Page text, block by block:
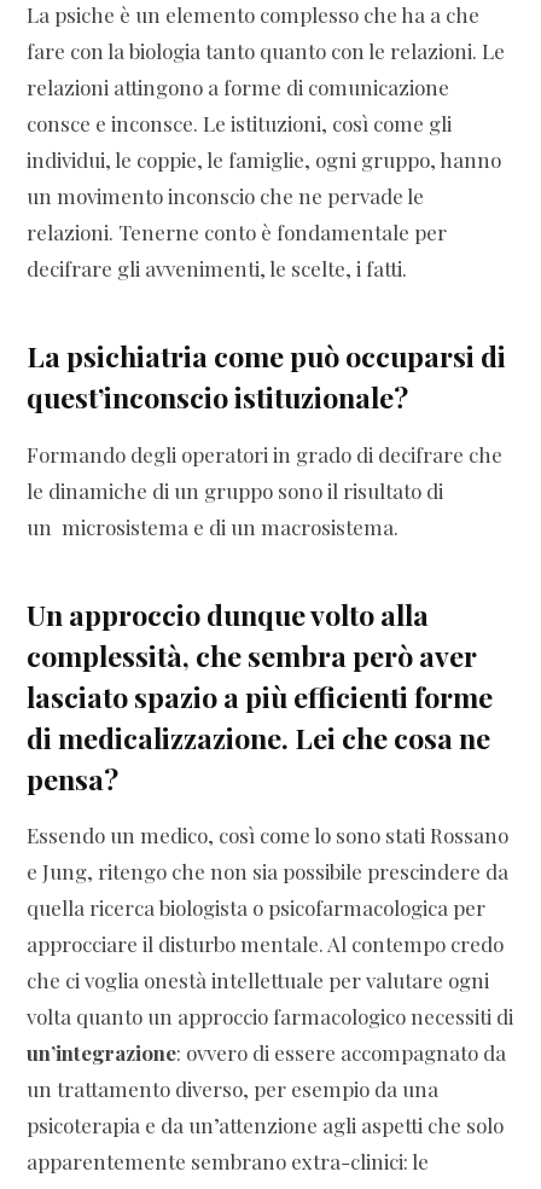
La psiche è un elemento complesso che ha a che
fare con la biologia tanto quanto con le relazioni. Le
relazioni attingono a forme di comunicazione
consce e inconsce. Le istituzioni, così come gli
individui, le coppie, le famiglie, ogni gruppo, hanno
un movimento inconscio che ne pervade le
relazioni. Tenerne conto è fondamentale per
decifrare gli avvenimenti, le scelte, i fatti.
La psichiatria come può occuparsi di
quest’inconscio istituzionale?
Formando degli operatori in grado di decifrare che
le dinamiche di un gruppo sono il risultato di
un microsistema e di un macrosistema.
Un approccio dunque volto alla
complessità, che sembra però aver
lasciato spazio a più efficienti forme
di medicalizzazione. Lei che cosa ne
pensa?
Essendo un medico, così come lo sono stati Rossano
e Jung, ritengo che non sia possibile prescindere da
quella ricerca biologista o psicofarmacologica per
approcciare il disturbo mentale. Al contempo credo
che ci voglia onestà intellettuale per valutare ogni
volta quanto un approccio farmacologico necessiti di
un’integrazione: ovvero di essere accompagnato da
un trattamento diverso, per esempio da una
psicoterapia e da un’attenzione agli aspetti che solo
apparentemente sembrano extra-clinici: le